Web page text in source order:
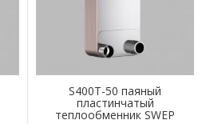
S400T-50 паяный
пластинчатый
теплообменник SWEP